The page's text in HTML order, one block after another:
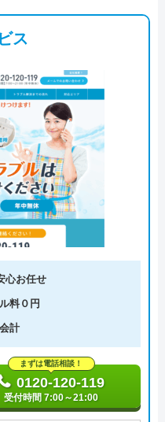
ス
心お任せ
料０円
計
まずは電話相談！
0120-120-119
受付時間 7:00～21:00